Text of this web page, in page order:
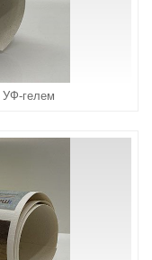
УФ-гелем